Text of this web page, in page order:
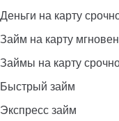
Деньги на карту
Займ на карту
Займы на карту
Быстрый займ
Экспресс займ